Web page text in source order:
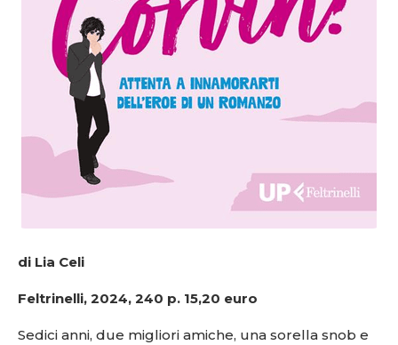
di Lia Celi
Feltrinelli, 2024, 240 p. 15,20 euro
Sedici anni, due migliori amiche, una sorella snob e